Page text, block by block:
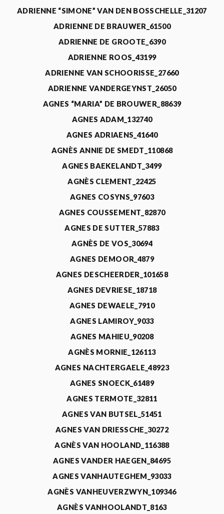
ADRIENNE “SIMONE” VAN DEN BOSSCHELLE_31207
ADRIENNE DE BRAUWER_61500
ADRIENNE DE GROOTE_6390
ADRIENNE ROOS_43199
ADRIENNE VAN SCHOORISSE_27660
ADRIENNE VANDERGEYNST_26050
AGNES “MARIA” DE BROUWER_88639
AGNES ADAM_132740
AGNES ADRIAENS_41640
AGNÈS ANNIE DE SMEDT_110868
AGNES BAEKELANDT_3499
AGNÈS CLEMENT_22425
AGNES COSYNS_97603
AGNES COUSSEMENT_82870
AGNES DE SUTTER_57883
AGNÈS DE VOS_30694
AGNES DEMOOR_4879
AGNES DESCHEERDER_101658
AGNES DEVRIESE_18718
AGNES DEWAELE_7910
AGNES LAMIROY_9033
AGNES MAHIEU_90208
AGNÈS MORNIE_126113
AGNES NACHTERGAELE_48923
AGNES SNOECK_61489
AGNES TERMOTE_32811
AGNES VAN BUTSEL_51451
AGNES VAN DRIESSCHE_30272
AGNÈS VAN HOOLAND_116388
AGNES VANDER HAEGEN_84695
AGNES VANHAUTEGHEM_93033
AGNÈS VANHEUVERZWYN_109346
AGNÈS VANHOOLANDT_8163